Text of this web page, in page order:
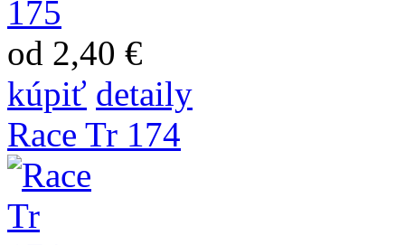
od 2,40 €
kúpiť detaily
Race Tr 174